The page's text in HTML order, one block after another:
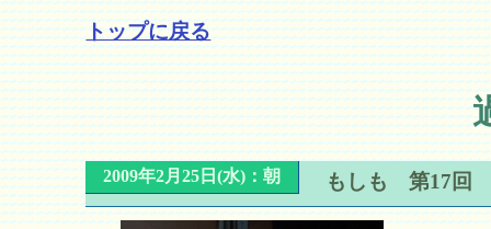
トップに戻る
2009年2月25日(水)：朝 もしも 第17回